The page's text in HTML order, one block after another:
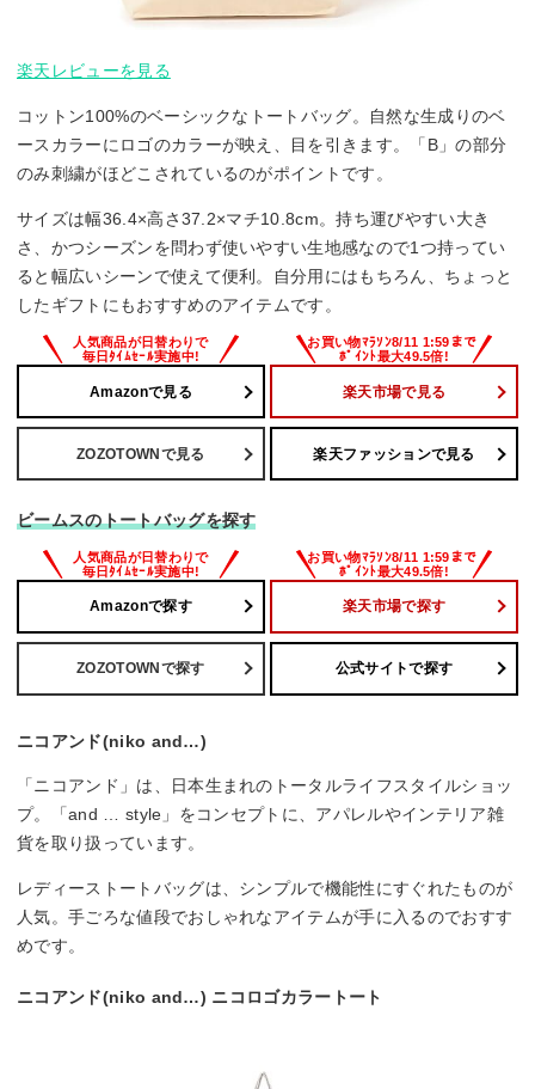
楽天レビューを見る
コットン100%のベーシックなトートバッグ。自然な生成りのベ
ースカラーにロゴのカラーが映え、目を引きます。「B」の部分
のみ刺繍がほどこされているのがポイントです。
サイズは幅36.4×高さ37.2×マチ10.8cm。持ち運びやすい大き
さ、かつシーズンを問わず使いやすい生地感なので1つ持ってい
ると幅広いシーンで使えて便利。自分用にはもちろん、ちょっと
したギフトにもおすすめのアイテムです。
Amazonで見る 楽天市場で見る
ZOZOTOWNで見る 楽天ファッションで見る
ビームスのトートバッグを探す
Amazonで探す 楽天市場で探す
ZOZOTOWNで探す 公式サイトで探す
ニコアンド(niko and…)
「ニコアンド」は、日本生まれのトータルライフスタイルショッ
プ。「and … style」をコンセプトに、アパレルやインテリア雑
貨を取り扱っています。
レディーストートバッグは、シンプルで機能性にすぐれたものが
人気。手ごろな値段でおしゃれなアイテムが手に入るのでおすす
めです。
ニコアンド(niko and…) ニコロゴカラートート